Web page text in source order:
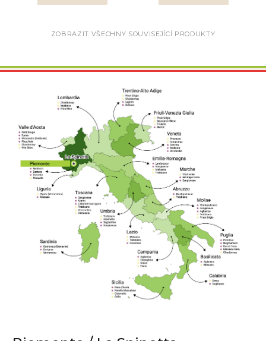
ZOBRAZIT VŠECHNY SOUVISEJÍCÍ PRODUKTY